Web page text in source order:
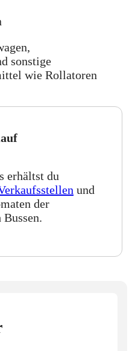
sonstige
wie Rollatoren
erhältst du
und
der